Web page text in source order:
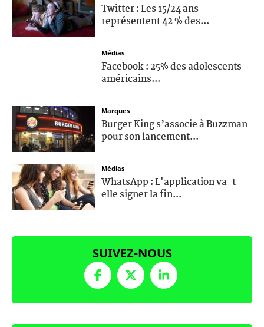
Twitter : Les 15/24 ans
représentent 42 % des...
Médias
Facebook : 25% des adolescents
américains...
Marques
Burger King s’associe à Buzzman
pour son lancement...
Médias
WhatsApp : L'application va-t-
elle signer la fin...
SUIVEZ-NOUS